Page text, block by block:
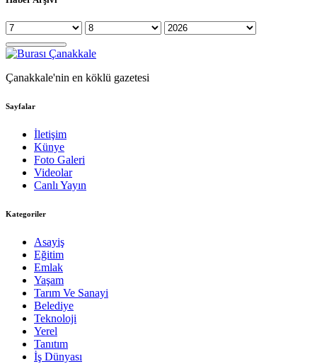
Çanakkale'nin en köklü gazetesi
Sayfalar
İletişim
Künye
Foto Galeri
Videolar
Canlı Yayın
Kategoriler
Asayiş
Eğitim
Emlak
Yaşam
Tarım Ve Sanayi
Belediye
Teknoloji
Yerel
Tanıtım
İş Dünyası